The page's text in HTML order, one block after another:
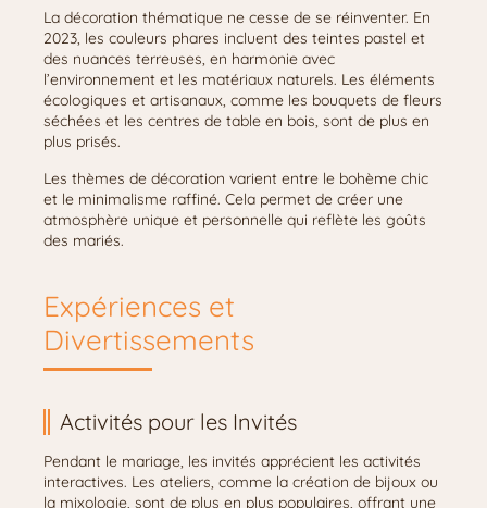
La décoration thématique ne cesse de se réinventer. En
2023, les couleurs phares incluent des teintes pastel et
des nuances terreuses, en harmonie avec
l’environnement et les matériaux naturels. Les éléments
écologiques et artisanaux, comme les bouquets de fleurs
séchées et les centres de table en bois, sont de plus en
plus prisés.
Les thèmes de décoration varient entre le bohème chic
et le minimalisme raffiné. Cela permet de créer une
atmosphère unique et personnelle qui reflète les goûts
des mariés.
Expériences et
Divertissements
Activités pour les Invités
Pendant le mariage, les invités apprécient les activités
interactives. Les ateliers, comme la création de bijoux ou
la mixologie, sont de plus en plus populaires, offrant une